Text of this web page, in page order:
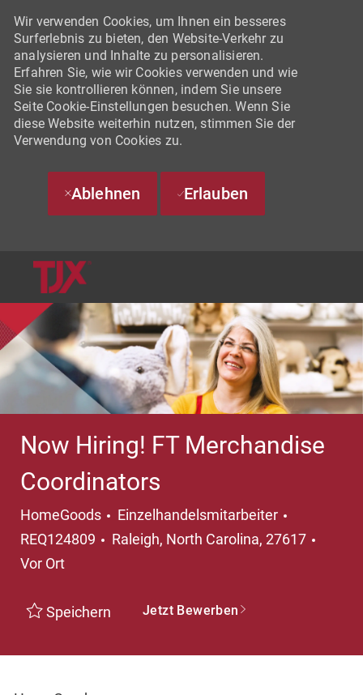
Wir verwenden Cookies, um Ihnen ein besseres
Surferlebnis zu bieten, den Website-Verkehr zu
analysieren und Inhalte zu personalisieren.
Erfahren Sie, wie wir Cookies verwenden und wie
Sie sie kontrollieren können, indem Sie unsere
Seite Cookie-Einstellungen besuchen. Wenn Sie
diese Website weiterhin nutzen, stimmen Sie der
Verwendung von Cookies zu.
Ablehnen Erlauben
Now Hiring! FT Merchandise
Coordinators
HomeGoods Kategorie
Einzelhandelsmitarbeiter
REQ124809
Ort
Raleigh, North Carolina, 27617
Vor Ort
Speichern Jetzt Bewerben